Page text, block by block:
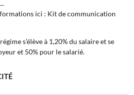
ici : Kit de communication
s’élève à 1,20% du salaire et se
et 50% pour le salarié.